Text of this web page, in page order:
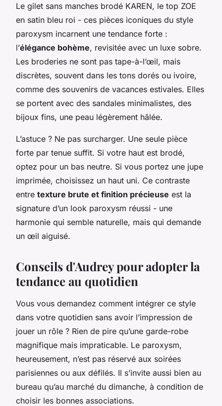
Le gilet sans manches brodé KAREN, le top ZOE
en satin bleu roi - ces pièces iconiques du style
paroxysm incarnent une tendance forte :
l’élégance bohème, revisitée avec un luxe sobre.
Les broderies ne sont pas tape-à-l’œil, mais
discrètes, souvent dans les tons dorés ou ivoire,
comme des souvenirs de vacances estivales. Elles
se portent avec des sandales minimalistes, des
bijoux fins, une peau légèrement hâlée.
L’astuce ? Ne pas surcharger. Une seule pièce
forte par tenue suffit. Si votre haut est brodé,
optez pour un bas neutre. Si vous portez une jupe
imprimée, choisissez un haut uni. Ce contraste
entre texture brute et finition précieuse est la
signature d’un look paroxysm réussi - une
harmonie qui semble naturelle, mais qui demande
un œil aiguisé.
Conseils d'Audrey pour adopter la
tendance au quotidien
Vous vous demandez comment intégrer ce style
dans votre quotidien sans avoir l’impression de
jouer un rôle ? Rien de pire qu’une garde-robe
magnifique mais impraticable. Le paroxysm,
heureusement, n’est pas réservé aux soirées
parisiennes ou aux défilés. Il s’invite aussi bien au
bureau qu’au marché du dimanche, à condition de
choisir les bonnes associations.